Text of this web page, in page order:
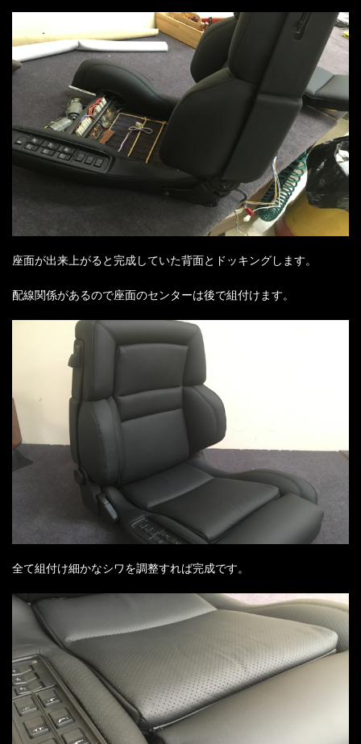
座面が出来上がると完成していた背面とドッキングします。
配線関係があるので座面のセンターは後で組付けます。
全て組付け細かなシワを調整すれば完成です。